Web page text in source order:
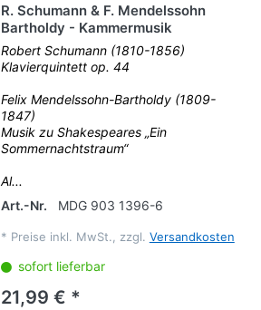
R. Schumann & F. Mendelssohn
Bartholdy - Kammermusik
Robert Schumann (1810-1856)
Klavierquintett op. 44
Felix Mendelssohn-Bartholdy (1809-
1847)
Musik zu Shakespeares „Ein
Sommernachtstraum“
Al...
Art.-Nr.
MDG 903 1396-6
* Preise inkl. MwSt., zzgl. Versandkosten
sofort lieferbar
21,99 € *